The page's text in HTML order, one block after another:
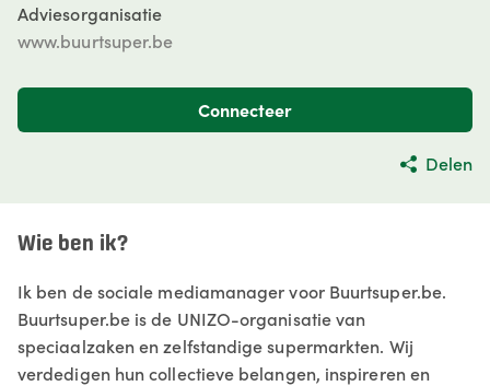
Adviesorganisatie
www.buurtsuper.be
Connecteer
Delen
Wie ben ik?
Ik ben de sociale mediamanager voor Buurtsuper.be.
Buurtsuper.be is de UNIZO-organisatie van
speciaalzaken en zelfstandige supermarkten. Wij
verdedigen hun collectieve belangen, inspireren en